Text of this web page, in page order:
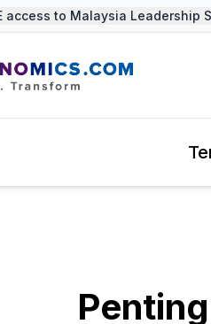
to Malaysia Leadership